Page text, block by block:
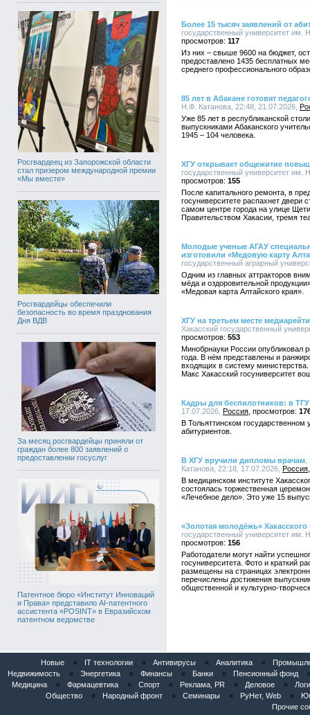
Росгвардеец из Запорожской области
стал призером международной премии
«Мы вместе»
Росгвардейцы обеспечили
безопасность во время празднования
Дня ВДВ
За месяц росгвардейцы приняли от
граждан более 800 заявлений о
предоставлении госуслуг
Патентное бюро «Институт Инноваций
и Права» представило AI-патентного
ассистента «POSINT» в Евразийском
патентном ведомстве
Более 15 тысяч заявлений от
государственный университет им.
117
Из них – свыше 9600 на бюджет,
предоставлено 1435 бесплатных
среднего профессионального
85 лет в Абакане готовят
Н.Ф. Катанова, 22:48, 21.07.2026,
Уже 85 лет в республиканской
выпускниками Абаканского
1945 – 104 человека.
ХГУ открывает общежитие
государственный университет им.
155
После капитального ремонта, в
госуниверситете распахнет
самом центре города на улице
Правительством Хакасии, тремя
Молодые ученые АГАУ
изготовили «Медовую карту
государственный аграрный
Одним из главных аттракторов
мёда и оздоровительной
«Медовая карта Алтайского края».
ХГУ на третьем месте
Хакасский государственный
553
Минобрнауки России опубликовал
года. В нём представлены и
входящих в систему
Макс Хакасский госуниверситет
Кадры для беспилотников: в
17.07.2026, Россия
В Тольяттинском
абитуриентов.
В ХГУ вручили дипломы врачам
Катанова, 22:18, 17.07.2026, Россия
В медицинском институте
состоялась торжественная
«Лечебное дело». Это уже 15
«Золотая молодёжь» Хакасского
государственный университет им.
156
Работодатели могут найти
госуниверситета. Фото и краткий
размещены на страницах
перечислены достижения
общественной и культурно-
Новые « IT технологии « Антивирусы « Аналитика «
Недвижимость
« Энергетика « Финансы « Банки « Пенсионный фонд
Медицина
« Фармацевтика « Спорт « Реклама, PR « Деловое «
Общество
« Народный фронт « Семинары « РуНет, Web «
Прочие